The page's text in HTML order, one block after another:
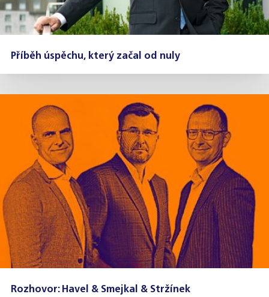
Příběh úspěchu, který začal od nuly
Rozhovor: Havel & Smejkal & Stržínek